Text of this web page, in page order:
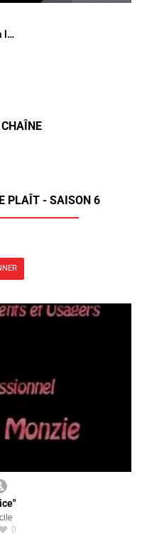
l…
PLAÎT - SAISON 6
0